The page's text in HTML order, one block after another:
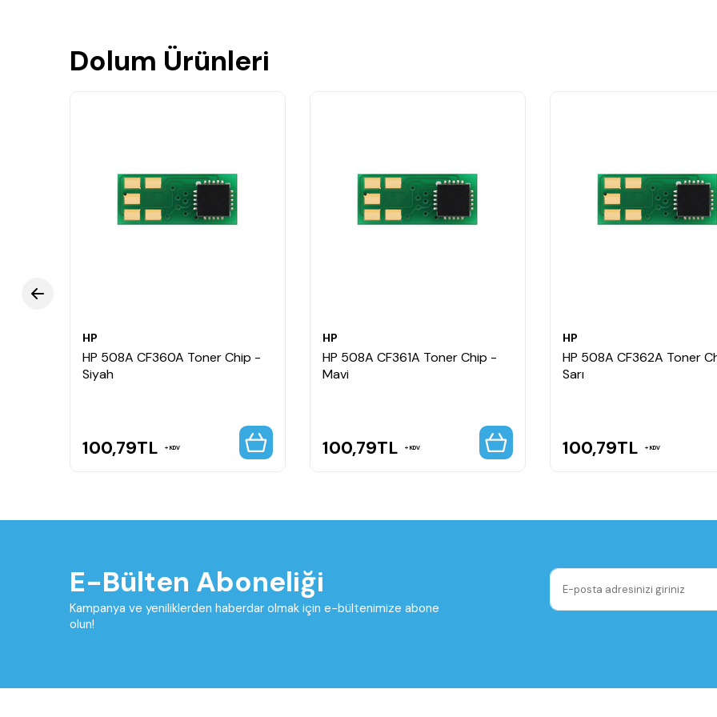
Dolum Ürünleri
HP
HP 508A CF360A Toner Chip -
Siyah
100,79TL KDV
HP
HP 508A CF361A Toner Chip -
Mavi
100,79TL KDV
HP
HP 508A CF362A Toner
Sarı
100,79TL KDV
E-Bülten Aboneliği
Kampanya ve yeniliklerden haberdar olmak için e-bültenimize abone
olun!